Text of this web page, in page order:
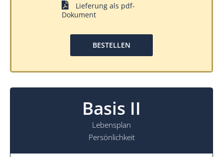
Lieferung als pdf-
Dokument
BESTELLEN
Basis II
Lebensplan
Persönlichkeit